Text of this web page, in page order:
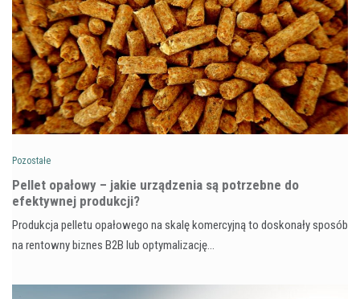
Pozostałe
Pellet opałowy – jakie urządzenia są potrzebne do
efektywnej produkcji?
Produkcja pelletu opałowego na skalę komercyjną to doskonały sposób
na rentowny biznes B2B lub optymalizację…